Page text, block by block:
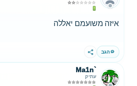
איזה משועמם יאללה
הגב שתף
Ma1n`
עתיק